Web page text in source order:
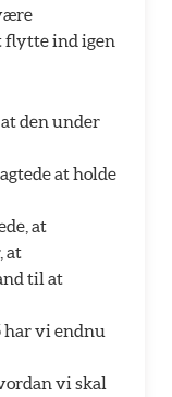
flytte ind igen
den under
at holde
at
at
til at
har vi endnu
vi skal